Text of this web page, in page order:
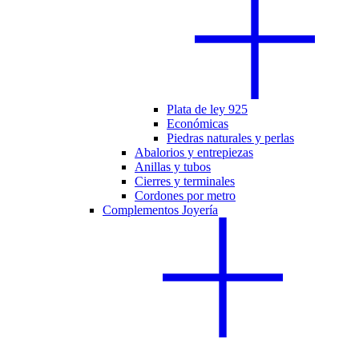
Plata de ley 925
Económicas
Piedras naturales y perlas
Abalorios y entrepiezas
Anillas y tubos
Cierres y terminales
Cordones por metro
Complementos Joyería